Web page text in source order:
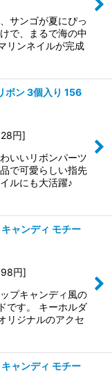
サンゴが夏にぴっ
で、まるで海の中
リンネイルが完成
ボン 3個入り 156
円]
いいリボンパーツ
で可愛らしい指先
ルにも大活躍♪
ャンディ モチー
円]
プキャンディ風の
です。 キーホルダ
リジナルのアクセ
ャンディ モチー